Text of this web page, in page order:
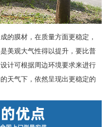
的膜材，在质量方面更稳定，
美观大气性得以提升，要比普
计可根据周边环境要求来进行
天气下，依然呈现出更稳定的